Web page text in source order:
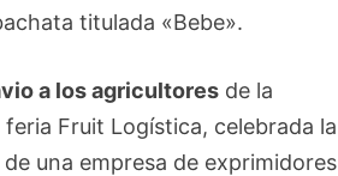
titulada «Bebe».
a los agricultores de la
Fruit Logística, celebrada la
una empresa de exprimidores